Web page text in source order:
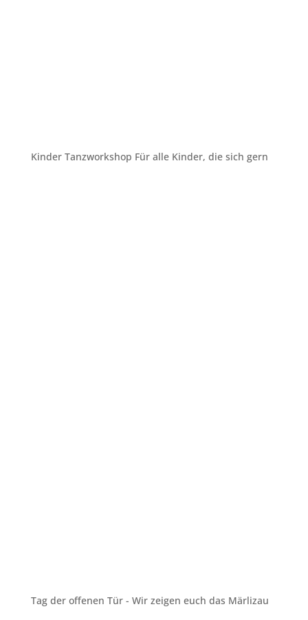
Kinder Tanzworkshop Für alle Kinder, die sich gern
Tag der offenen Tür - Wir zeigen euch das Märlizau